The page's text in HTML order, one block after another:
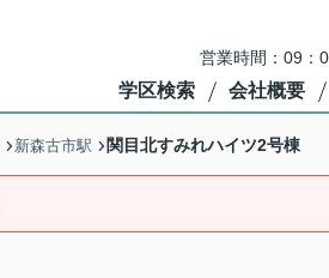
営業時間：09：
学区検索 会社概要
新森古市駅 関目北すみれハイツ2号棟